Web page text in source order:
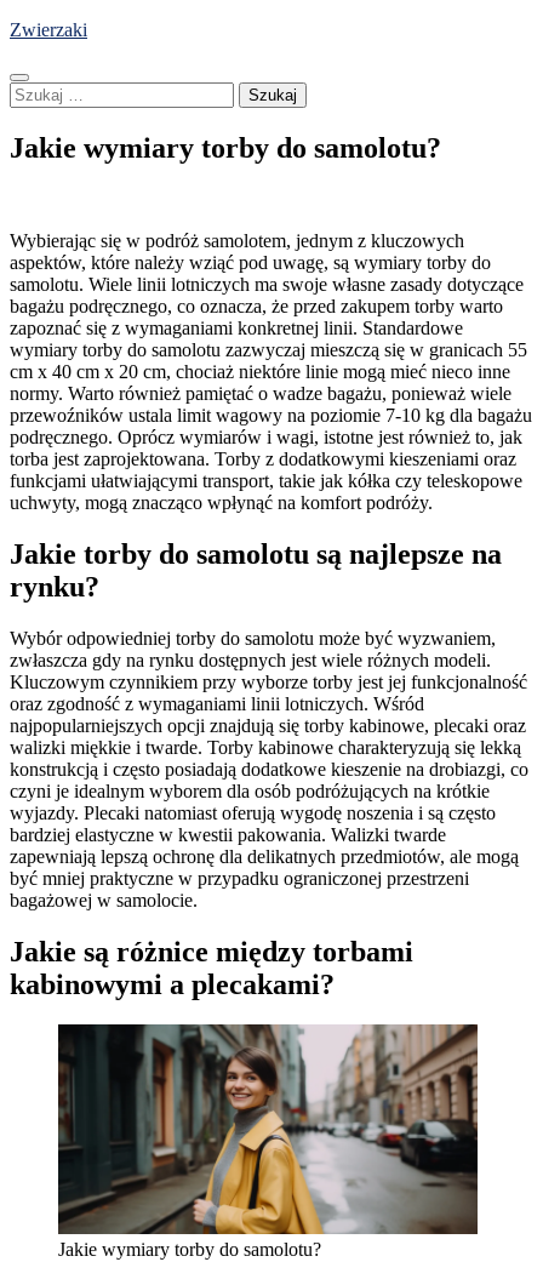
Skip
content
Zwierzaki
Szukaj:
Jakie wymiary torby do samolotu?
Wybierając się w podróż samolotem, jednym z kluczowych
aspektów, które należy wziąć pod uwagę, są wymiary torby do
samolotu. Wiele linii lotniczych ma swoje własne zasady dotyczące
bagażu podręcznego, co oznacza, że przed zakupem torby warto
zapoznać się z wymaganiami konkretnej linii. Standardowe
wymiary torby do samolotu zazwyczaj mieszczą się w granicach 55
cm x 40 cm x 20 cm, chociaż niektóre linie mogą mieć nieco inne
normy. Warto również pamiętać o wadze bagażu, ponieważ wiele
przewoźników ustala limit wagowy na poziomie 7-10 kg dla bagażu
podręcznego. Oprócz wymiarów i wagi, istotne jest również to, jak
torba jest zaprojektowana. Torby z dodatkowymi kieszeniami oraz
funkcjami ułatwiającymi transport, takie jak kółka czy teleskopowe
uchwyty, mogą znacząco wpłynąć na komfort podróży.
Jakie torby do samolotu są najlepsze na
rynku?
Wybór odpowiedniej torby do samolotu może być wyzwaniem,
zwłaszcza gdy na rynku dostępnych jest wiele różnych modeli.
Kluczowym czynnikiem przy wyborze torby jest jej funkcjonalność
oraz zgodność z wymaganiami linii lotniczych. Wśród
najpopularniejszych opcji znajdują się torby kabinowe, plecaki oraz
walizki miękkie i twarde. Torby kabinowe charakteryzują się lekką
konstrukcją i często posiadają dodatkowe kieszenie na drobiazgi, co
czyni je idealnym wyborem dla osób podróżujących na krótkie
wyjazdy. Plecaki natomiast oferują wygodę noszenia i są często
bardziej elastyczne w kwestii pakowania. Walizki twarde
zapewniają lepszą ochronę dla delikatnych przedmiotów, ale mogą
być mniej praktyczne w przypadku ograniczonej przestrzeni
bagażowej w samolocie.
Jakie są różnice między torbami
kabinowymi a plecakami?
Jakie wymiary torby do samolotu?